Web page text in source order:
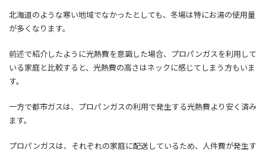
北海道のような寒い地域でなかったとしても、冬場は特にお湯の使用量
が多くなります。
前述で紹介したように光熱費を意識した場合、プロパンガスを利用して
いる家庭と比較すると、光熱費の高さはネックに感じてしまう方もいま
す。
一方で都市ガスは、プロパンガスの利用で発生する光熱費より安く済み
ます。
プロパンガスは、それぞれの家庭に配送しているため、人件費が発生す